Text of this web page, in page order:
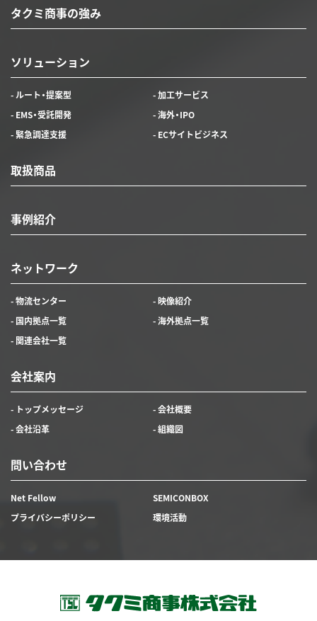
タクミ商事の強み
ソリューション
- ルート・提案型
- 加工サービス
- EMS・受託開発
- 海外・IPO
- 緊急調達支援
- ECサイトビジネス
取扱商品
事例紹介
ネットワーク
- 物流センター
- 映像紹介
- 国内拠点一覧
- 海外拠点一覧
- 関連会社一覧
会社案内
- トップメッセージ
- 会社概要
- 会社沿革
- 組織図
問い合わせ
Net Fellow
SEMICONBOX
プライバシーポリシー
環境活動